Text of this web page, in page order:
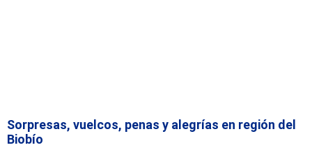
Sorpresas, vuelcos, penas y alegrías en región del
Biobío